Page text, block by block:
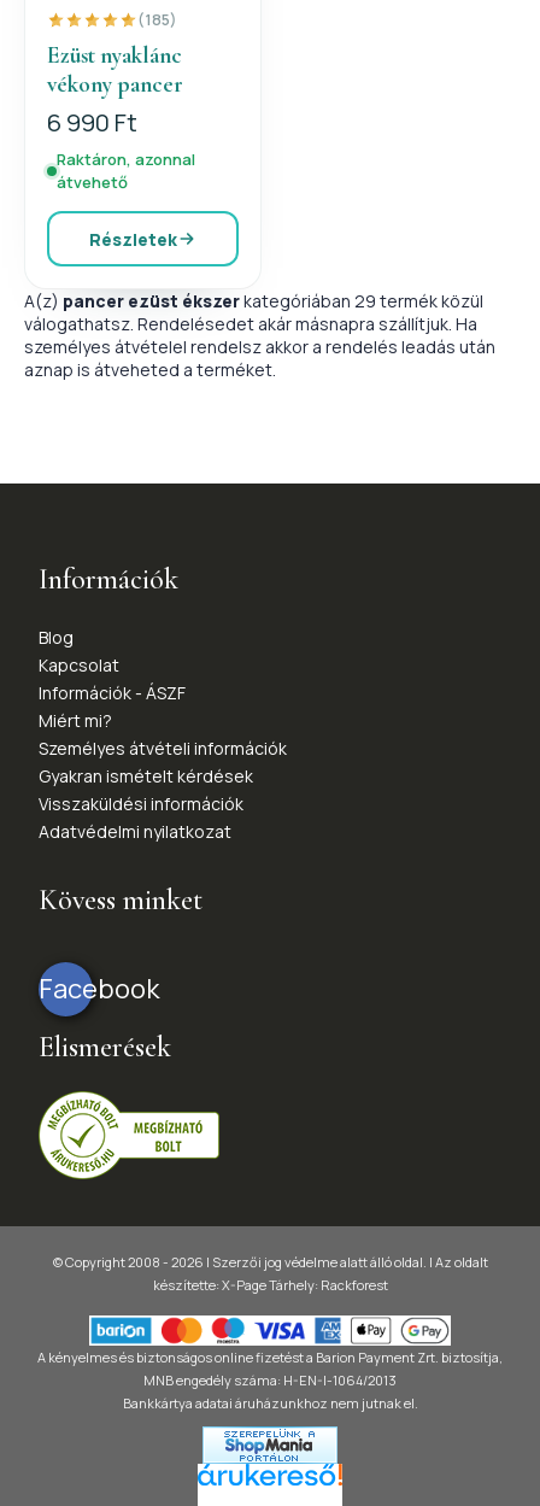
(185)
Ezüst nyaklánc
vékony pancer
6 990 Ft
Raktáron, azonnal
átvehető
Részletek
A(z) pancer ezüst ékszerkategóriában 29 termék közül
válogathatsz. Rendelésedet akár másnapra szállítjuk. Ha
személyes átvételel rendelsz akkor a rendelés leadás után
aznap is átveheted a terméket.
Információk
Blog
Kapcsolat
Információk - ÁSZF
Miért mi?
Személyes átvételi információk
Gyakran ismételt kérdések
Visszaküldési információk
Adatvédelmi nyilatkozat
Kövess minket
Facebook
Elismerések
© Copyright 2008 - 2026 | Szerzői jog védelme alatt álló oldal. | Az oldalt
készítette: X-PageTárhely: Rackforest
A kényelmes és biztonságos online fizetést a Barion Payment Zrt. biztosítja,
MNB engedély száma: H-EN-I-1064/2013
Bankkártya adatai áruházunkhoz nem jutnak el.